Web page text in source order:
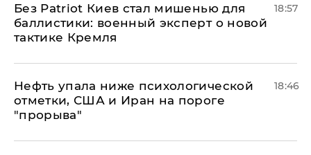
​Без Patriot Киев стал мишенью для
баллистики: военный эксперт о новой
тактике Кремля
18:57
Нефть упала ниже психологической
отметки, США и Иран на пороге
"прорыва"
18:46